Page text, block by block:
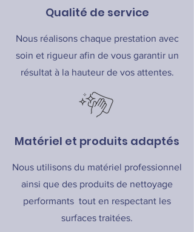
Qualité de service
Nous réalisons chaque prestation avec
soin et rigueur afin de vous garantir un
résultat à la hauteur de vos attentes.
Matériel et produits adaptés
Nous utilisons du matériel professionnel
ainsi que des produits de nettoyage
performants tout en respectant les
surfaces traitées.